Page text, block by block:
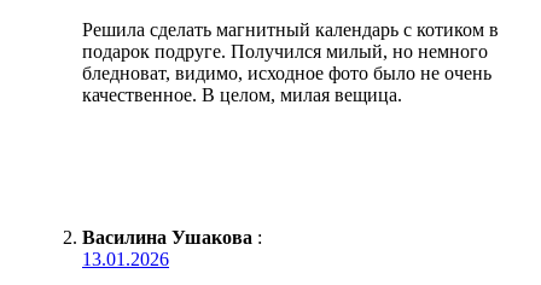
Решила сделать магнитный календарь с котиком в
подарок подруге. Получился милый, но немного
бледноват, видимо, исходное фото было не очень
качественное. В целом, милая вещица.
Василина Ушакова :
13.01.2026